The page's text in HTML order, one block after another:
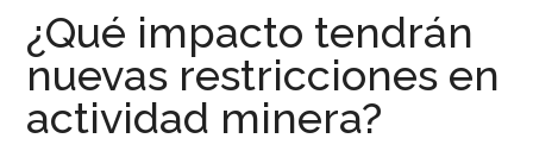
mejores
prácticas
sanitarias
¿Qué impacto tendrán
nuevas restricciones en
actividad minera?